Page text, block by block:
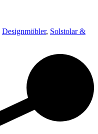
Designmöbler, Solstolar &